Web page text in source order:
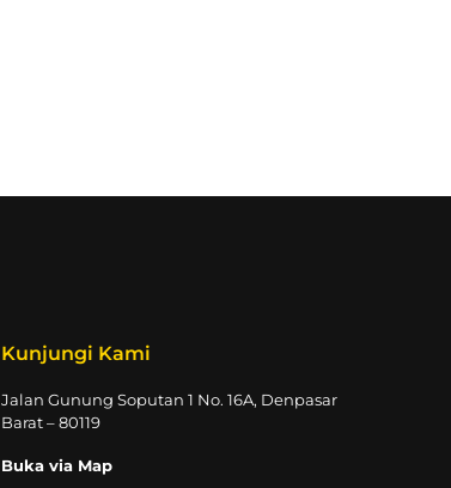
Kunjungi Kami
Jalan Gunung Soputan 1 No. 16A, Denpasar
Barat – 80119
Buka via Map